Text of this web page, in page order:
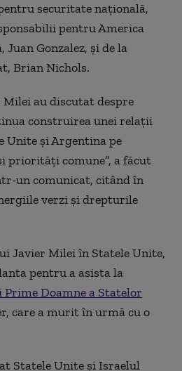
securitate naţională,
pentru America
Juan Gonzalez, şi de la
Brian Nichols.
Milei au discutat despre
construirea unei relaţii
Unite şi Argentina pe
priorităţi comune”, a făcut
un comunicat, citând în
verzi şi drepturile
Javier Milei în Statele Unite,
pentru a asista la
Doamne a Statelor
care a murit în urmă cu o
Statele Unite şi Israelul